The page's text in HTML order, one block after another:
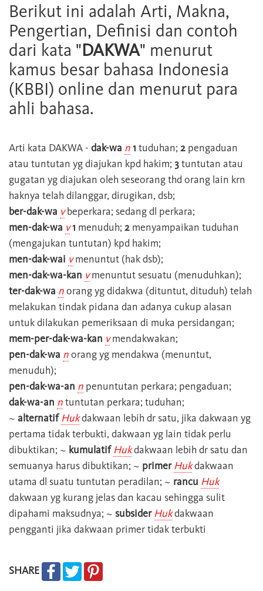
Berikut ini adalah Arti, Makna,
Pengertian, Definisi dan contoh
dari kata "DAKWA" menurut
kamus besar bahasa Indonesia
(KBBI) online dan menurut para
ahli bahasa.
Arti kata DAKWA - dak-wa n1 tuduhan; 2 pengaduan
atau tuntutan yg diajukan kpd hakim; 3tuntutan atau
gugatan yg diajukan oleh seseorang thd orang lain krn
haknya telah dilanggar, dirugikan, dsb;
ber-dak-wa vbeperkara; sedang dl perkara;
men-dak-wa v1 menuduh; 2 menyampaikan tuduhan
(mengajukan tuntutan) kpd hakim;
men-dak-wai vmenuntut (hak dsb);
men-dak-wa-kan vmenuntut sesuatu (menuduhkan);
ter-dak-wa norang yg didakwa (dituntut, dituduh) telah
melakukan tindak pidana dan adanya cukup alasan
untuk dilakukan pemeriksaan di muka persidangan;
mem-per-dak-wa-kan vmendakwakan;
pen-dak-wa norang yg mendakwa (menuntut,
menuduh);
pen-dak-wa-an n penuntutan perkara; pengaduan;
dak-wa-an ntuntutan perkara; tuduhan;
~ alternatif Hukdakwaan lebih dr satu, jika dakwaan yg
pertama tidak terbukti, dakwaan yg lain tidak perlu
dibuktikan; ~ kumulatif Hukdakwaan lebih dr satu dan
semuanya harus dibuktikan; ~ primer Hukdakwaan
utama dl suatu tuntutan peradilan; ~ rancu Huk
dakwaan yg kurang jelas dan kacau sehingga sulit
dipahami maksudnya; ~ subsider Hukdakwaan
pengganti jika dakwaan primer tidak terbukti
SHARE